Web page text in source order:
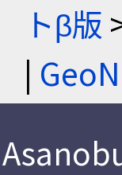
トβ版
|